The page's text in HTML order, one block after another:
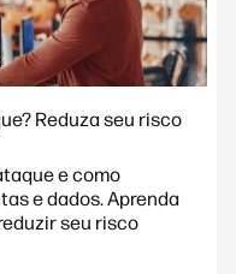
Reduza seu risco
e como
e dados. Aprenda
seu risco